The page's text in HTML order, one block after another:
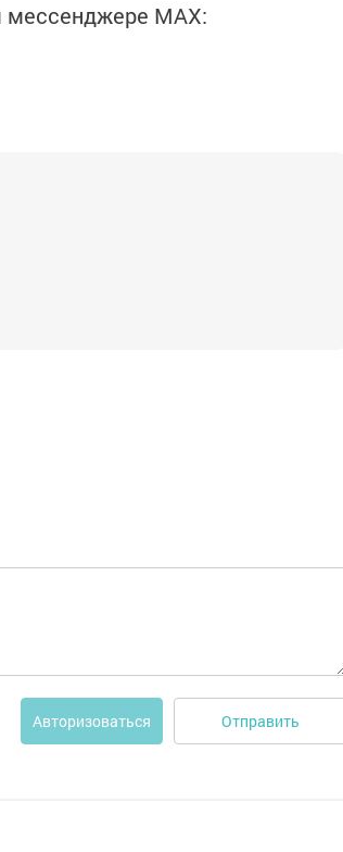
мессенджере MАХ:
Авторизоваться Отправить